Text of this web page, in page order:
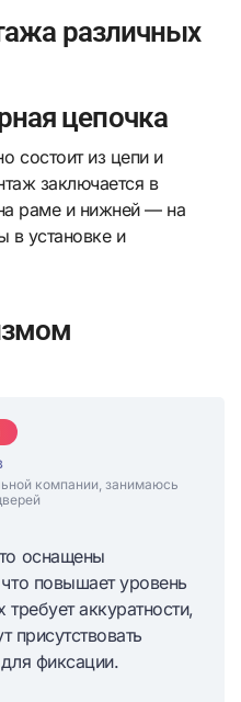
различных
цепочка
состоит из цепи и
заключается в
раме и нижней — на
в установке и
компании, занимаюсь
оснащены
повышает уровень
требует аккуратности,
присутствовать
фиксации.